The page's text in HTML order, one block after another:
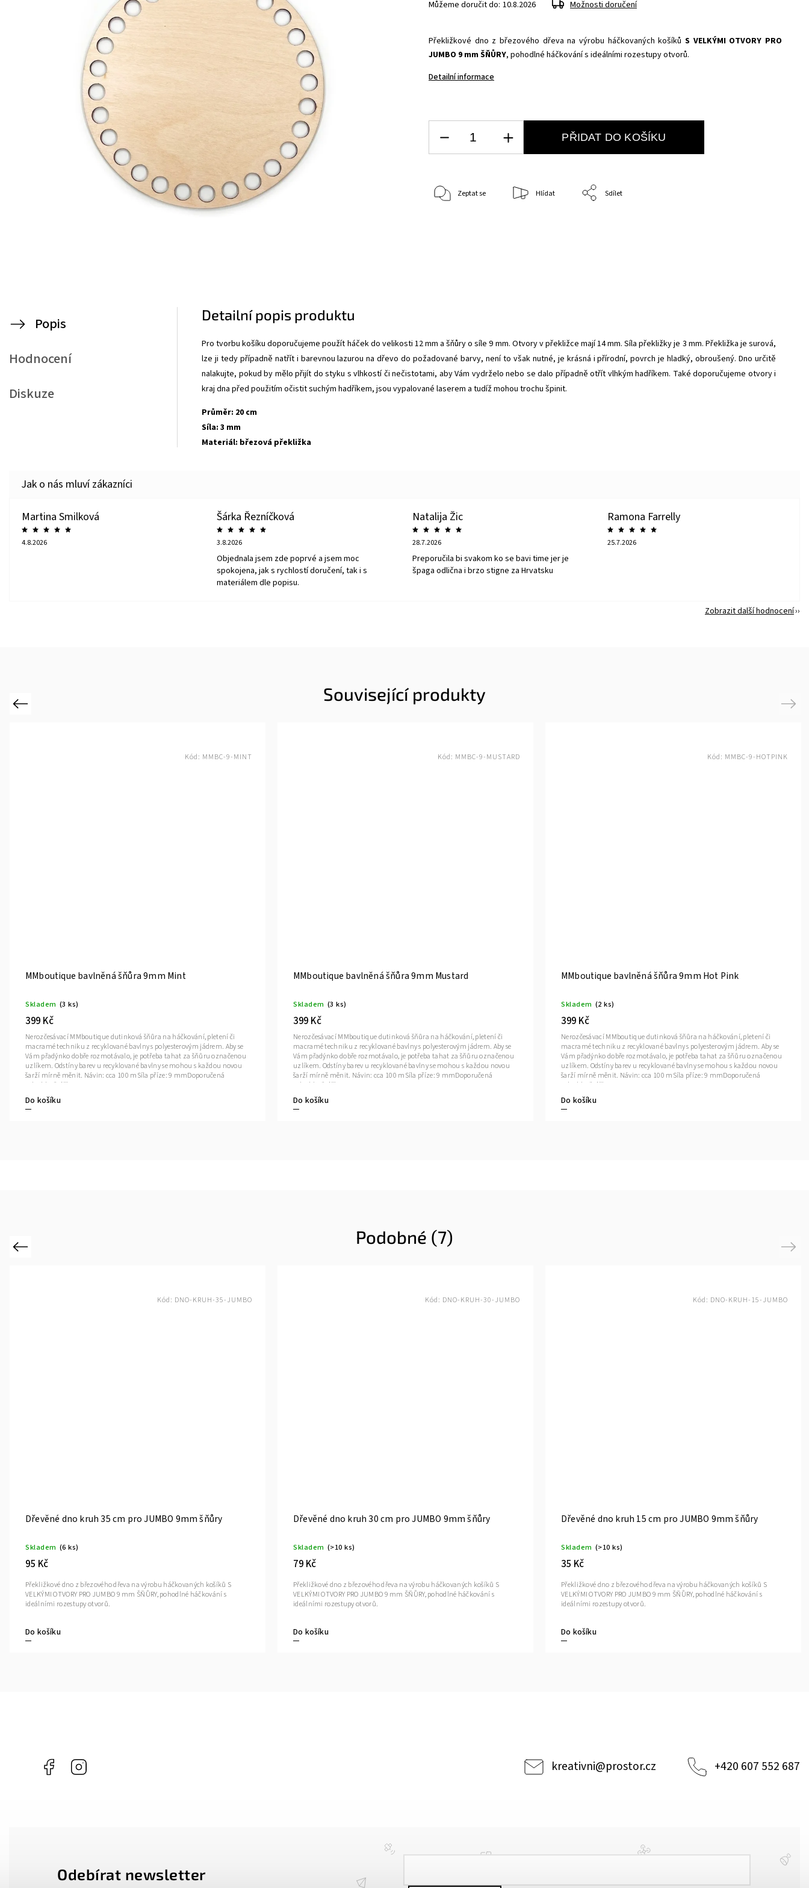
Překližkové dno z březového dřeva na výrobu háčkovaných košíků S VELKÝMI OTVORY PRO
JUMBO 9 mm ŠŇŮRY, pohodlné háčkování s ideálními rozestupy otvorů.
Detailní informace
Můžeme doručit do: 10.8.2026 Možnosti doručení
PŘIDAT DO KOŠÍKU
Zeptat se Hlídat Sdílet
Popis
Hodnocení
Diskuze
Detailní popis produktu
Pro tvorbu košíku doporučujeme použít háček do velikosti 12 mm a šňůry o síle 9 mm. Otvory v překližce mají 14 mm. Síla překližky je 3 mm. Překližka je surová,
lze ji tedy případně natřít i barevnou lazurou na dřevo do požadované barvy, není to však nutné, je krásná i přírodní, povrch je hladký, obroušený. Dno určitě
nalakujte, pokud by mělo přijít do styku s vlhkostí či nečistotami, aby Vám vydrželo nebo se dalo případně otřít vlhkým hadříkem. Také doporučujeme otvory i
kraj dna před použitím očistit suchým hadříkem, jsou vypalované laserem a tudíž mohou trochu špinit.
Průměr: 20 cm
Síla: 3 mm
Materiál: březová překližka
Martina Smilková
4.8.2026
Šárka Řezníčková
3.8.2026
Objednala jsem zde poprvé a jsem moc
spokojena, jak s rychlostí doručení, tak i s
materiálem dle popisu.
Natalija Žic
28.7.2026
Preporučila bi svakom ko se bavi time jer je
špaga odlična i brzo stigne za Hrvatsku
Ramona Farrelly
25.7.2026
Zobrazit další hodnocení
Související produkty
Previous
MMboutique bavlněná šňůra 9mm Mint
Skladem (3 ks)
399 Kč
Do košíku
Nerozčesávací MMboutique dutinková šňůra na háčkování, pletení či
macramé techniku z recyklované bavlny s polyesterovým jádrem. Aby se
Vám přadýnko dobře rozmotávalo, je potřeba tahat za šňůru označenou
uzlíkem. Odstíny barev u recyklované bavlny se mohou s každou novou
šarží mírně měnit. Návin: cca 100 mSíla příze: 9 mmDoporučená
vel.jehlic/háčku: 10-18 mm
Kód: MMBC-9-MINT
MMboutique bavlněná šňůra 9mm Mustard
Skladem (3 ks)
399 Kč
Do košíku
Nerozčesávací MMboutique dutinková šňůra na háčkování, pletení či
macramé techniku z recyklované bavlny s polyesterovým jádrem. Aby se
Vám přadýnko dobře rozmotávalo, je potřeba tahat za šňůru označenou
uzlíkem. Odstíny barev u recyklované bavlny se mohou s každou novou
šarží mírně měnit. Návin: cca 100 mSíla příze: 9 mmDoporučená
vel.jehlic/háčku: 10-18 mm
Kód: MMBC-9-MUSTARD
MMboutique bavlněná šňůra 9mm Hot Pink
Skladem (2 ks)
399 Kč
Do košíku
Nerozčesávací MMboutique dutinková šňůra na háčkování, pletení či
macramé techniku z recyklované bavlny s polyesterovým jádrem. Aby se
Vám přadýnko dobře rozmotávalo, je potřeba tahat za šňůru označenou
uzlíkem. Odstíny barev u recyklované bavlny se mohou s každou novou
šarží mírně měnit. Návin: cca 100 mSíla příze: 9 mmDoporučená
vel.jehlic/háčku: 10-18 mm
Kód: MMBC-9-HOTPINK
Next
Podobné (7)
Previous
Dřevěné dno kruh 35 cm pro JUMBO 9mm šňůry
Skladem (6 ks)
95 Kč
Do košíku
Překližkové dno z březového dřeva na výrobu háčkovaných košíků S
VELKÝMI OTVORY PRO JUMBO 9 mm ŠŇŮRY, pohodlné háčkování s
ideálními rozestupy otvorů.
Kód: DNO-KRUH-35-JUMBO
Dřevěné dno kruh 30 cm pro JUMBO 9mm šňůry
Skladem (>10 ks)
79 Kč
Do košíku
Překližkové dno z březového dřeva na výrobu háčkovaných košíků S
VELKÝMI OTVORY PRO JUMBO 9 mm ŠŇŮRY, pohodlné háčkování s
ideálními rozestupy otvorů.
Kód: DNO-KRUH-30-JUMBO
Dřevěné dno kruh 15 cm pro JUMBO 9mm šňůry
Skladem (>10 ks)
35 Kč
Do košíku
Překližkové dno z březového dřeva na výrobu háčkovaných košíků S
VELKÝMI OTVORY PRO JUMBO 9 mm ŠŇŮRY, pohodlné háčkování s
ideálními rozestupy otvorů.
Kód: DNO-KRUH-15-JUMBO
Next
Facebook kreativni@prostor.cz +420 607 552 687
Odebírat newsletter